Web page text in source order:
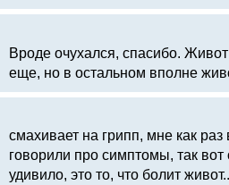
Вроде очухался, спасибо.
еще, но в остальном вполне
смахивает на грипп, мне как раз
говорили про симптомы, так
удивило, это то, что болит